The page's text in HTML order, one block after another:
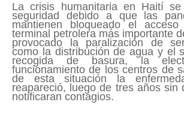
La crisis humanitaria en Haití
seguridad debido a que las
mantienen bloqueado el
terminal petrolera más importante
provocado la paralización de
como la distribución de agua y el
recogida de basura, la
funcionamiento de los centros de
de esta situación la
reapareció, luego de tres años sin
notificaran contagios.